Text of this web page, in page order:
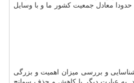
۷۰، در سوانح رانندگی حدود ۳۰ هزار كشته داشت؛ كشوری كه جمعیتش حدودا معادل جمعیت كشور ما و با وسایل
و بررسی میزان اهمیت و بزرگی